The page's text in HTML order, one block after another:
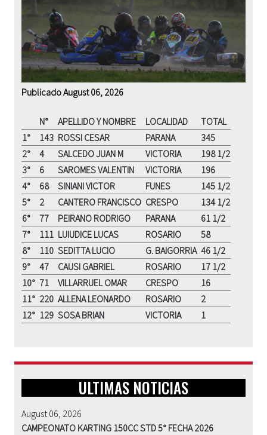
Publicado August 06, 2026
N° APELLIDO Y NOMBRE LOCALIDAD
TOTAL
1°
143 ROSSI CESAR PARANA
345
2°
4 SALCEDO JUAN M VICTORIA
198 1/2
3°
6 SAROMES VALENTIN VICTORIA
196
4°
68 SINIANI VICTOR FUNES
145 1/2
5°
2 CANTERO FRANCISCO CRESPO
134 1/2
6°
77 PEIRANO RODRIGO PARANA
61 1/2
7°
111 LUIUDICE LUCAS ROSARIO
58
8°
110 SEDITTA LUCIO G. BAIGORRIA 46 1/2
9°
47 CAUSI GABRIEL ROSARIO
17 1/2
10° 71 VILLARRUEL OMAR CRESPO
16
11° 220 ALLENA LEONARDO ROSARIO
2
12° 129 SOSA BRIAN VICTORIA 1
ULTIMAS NOTICIAS
August 06, 2026
CAMPEONATO KARTING 150CC STD 5° FECHA 2026